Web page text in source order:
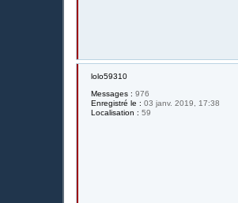
lolo59310
Messages : 976
Enregistré le : 03 janv. 2019, 17:38
Localisation : 59